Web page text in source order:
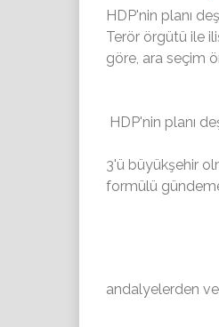
HDP'nin planı
Terör örgütü ile
göre, ara seçim
HDP'nin planı
3'ü büyükşehir
formülü
andalyelerden